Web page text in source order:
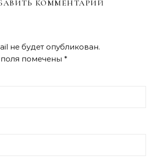
КОММЕНТАРИЙ
не будет опубликован.
помечены *